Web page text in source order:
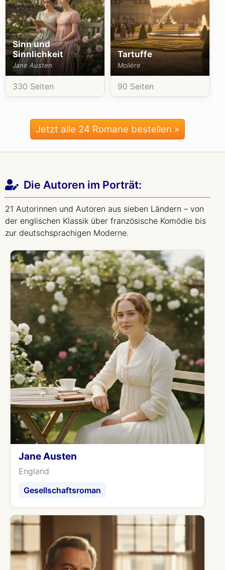
Sinn und
Sinnlichkeit
Jane Austen
330 Seiten
Tartuffe
Molière
90 Seiten
Jetzt alle 24 Romane bestellen »
Die Autoren im Porträt:
21 Autorinnen und Autoren aus sieben Ländern – von
der englischen Klassik über französische Komödie bis
zur deutschsprachigen Moderne.
Jane Austen
England
Gesellschaftsroman